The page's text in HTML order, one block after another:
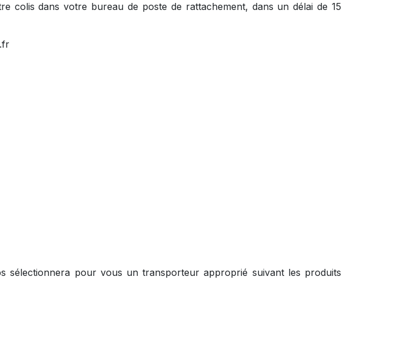
colis dans votre bureau de poste de rattachement, dans un délai de 15
sélectionnera pour vous un transporteur approprié suivant les produits